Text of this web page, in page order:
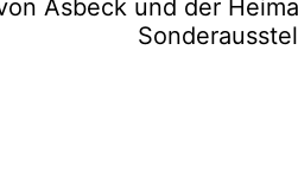
Asbeck und der